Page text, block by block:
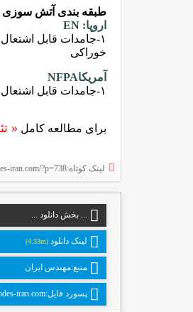
طبقه بندی آتش سوزی
اروپاEN :
خوراکی
آمریکاNFPA
۱-جامدات قابل اشتعال. ۲-مایعات وگازهای قابل اشتعال . ۳-وسائل برقی . ۴-فلزات قابل اشتعال
برای مطالعه کامل «
لینک کوتاه:https://mohandes-iran.com/?p=738
... بخش دانلود ...
لینک دانلود (4.33m)
منبع:مهندس ایران
پسورد فایل:www.mohandes-iran.com